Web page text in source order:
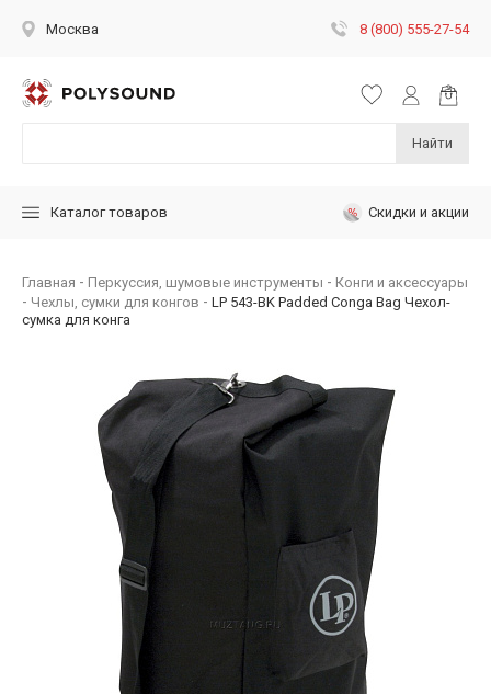
Москва 8 (800) 555-27-54
Найти
Каталог товаров Скидки и акции
Главная Перкуссия, шумовые инструменты
Конги и аксессуары
Чехлы, сумки для конгов
LP 543-BK Padded Conga Bag Чехол-
сумка для конга